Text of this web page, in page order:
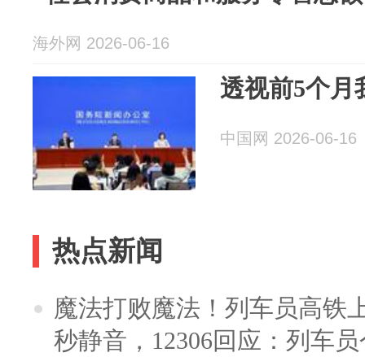
海外网 2026-06-16
透视前5个月
中国网 2026-06-16
热点新闻
魔法打败魔法！列车员高铁
秒静音，12306回应：列车